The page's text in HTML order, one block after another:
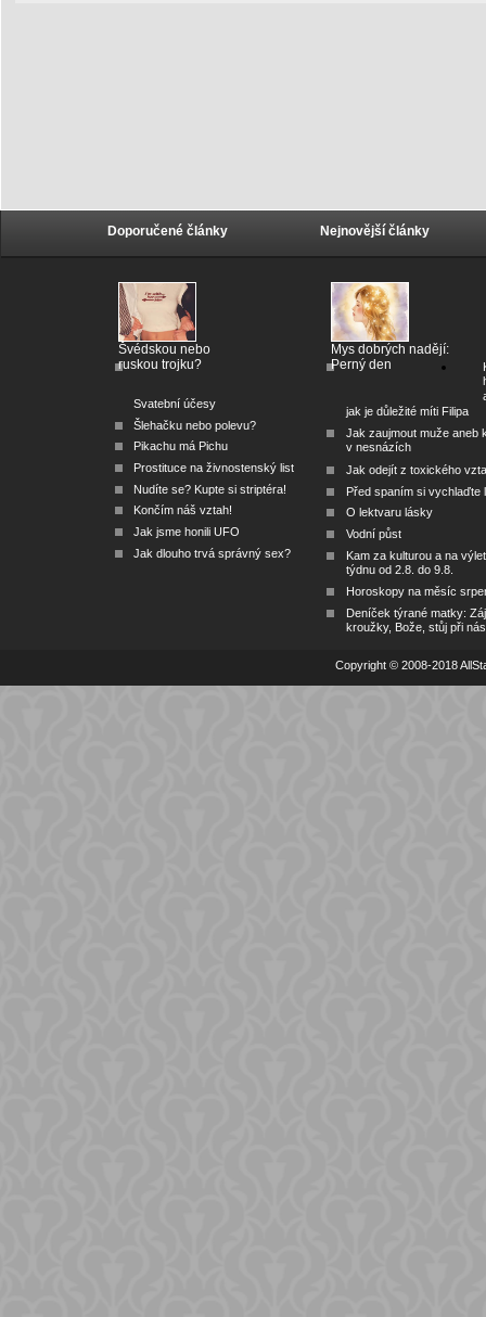
Doporučené články
Švédskou nebo
ruskou trojku?
Svatební účesy
Šlehačku nebo polevu?
Pikachu má Pichu
Prostituce na živnostenský list
Nudíte se? Kupte si striptéra!
Končím náš vztah!
Jak jsme honili UFO
Jak dlouho trvá správný sex?
Nejnovější články
Mys dobrých nadějí:
Perný den
jak je důležité míti Filipa
Jak zaujmout muže aneb
v nesnázích
Jak odejít z toxického
Před spaním si vychlaďte
O lektvaru lásky
Vodní půst
Kam za kulturou a na
týdnu od 2.8. do 9.8.
Horoskopy na měsíc
Deníček týrané matky:
kroužky, Bože, stůj při nás
Copyright © 2008-2018